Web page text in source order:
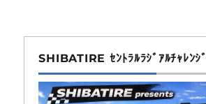
SHIBATIRE ｾﾝﾄﾗﾙﾗｼﾞｱﾙﾁｬﾚﾝｼﾞ